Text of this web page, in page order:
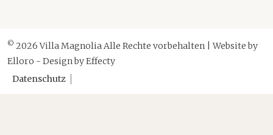
© 2026 Villa Magnolia Alle Rechte vorbehalten | Website by
Elloro - Design byEffecty
Datenschutz